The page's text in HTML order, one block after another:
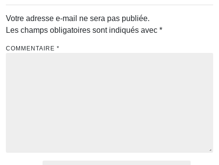
Votre adresse e-mail ne sera pas publiée.
Les champs obligatoires sont indiqués avec *
COMMENTAIRE *